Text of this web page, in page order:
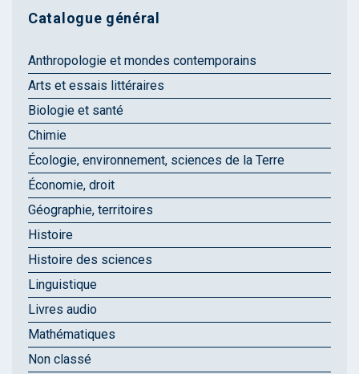
Catalogue général
Anthropologie et mondes contemporains
Arts et essais littéraires
Biologie et santé
Chimie
Écologie, environnement, sciences de la Terre
Économie, droit
Géographie, territoires
Histoire
Histoire des sciences
Linguistique
Livres audio
Mathématiques
Non classé